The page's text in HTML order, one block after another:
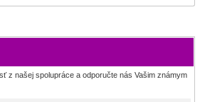
z našej spolupráce a odporučte nás Vašim známym